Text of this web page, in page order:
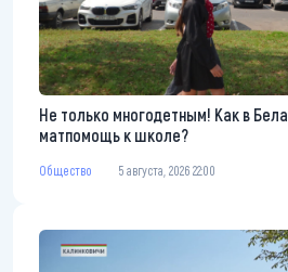
Не только многодетным! Как в
матпомощь к школе?
Общество 5 августа, 2026 22:00